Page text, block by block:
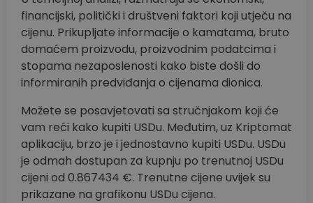
financijski, politički i društveni faktori koji utječu na
cijenu. Prikupljate informacije o kamatama, bruto
domaćem proizvodu, proizvodnim podatcima i
stopama nezaposlenosti kako biste došli do
informiranih predviđanja o cijenama dionica.
Možete se posavjetovati sa stručnjakom koji će
vam reći kako kupiti USDu. Međutim, uz Kriptomat
aplikaciju, brzo je i jednostavno kupiti USDu. USDu
je odmah dostupan za kupnju po trenutnoj USDu
cijeni od 0.867434 €. Trenutne cijene uvijek su
prikazane na grafikonu USDu cijena.